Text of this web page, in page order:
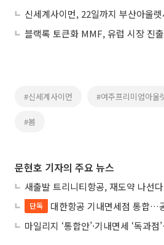
블랙록 토큰화 MMF, 유럽 시장 진출
#신세계사이먼 #여주프리미엄아울
#봄
문현호 기자의 주요 뉴스
단독
대한항공 기내면세점 통합…공정위 “